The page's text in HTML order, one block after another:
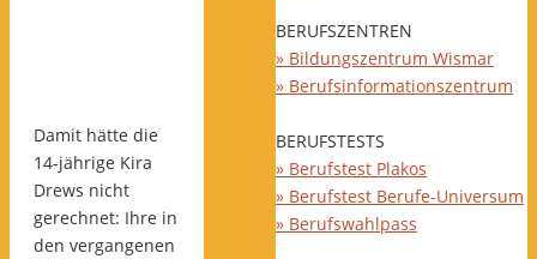
Damit hätte die
14-jährige Kira
Drews nicht
gerechnet: Ihre in
den vergangenen
BERUFSZENTREN
» Bildungszentrum Wismar
» Berufsinformationszentrum
BERUFSTESTS
» Berufstest Plakos
» Berufstest Berufe-Universum
» Berufswahlpass